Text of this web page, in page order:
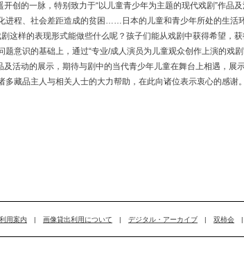
开创的一脉，特别致力于“以儿童青少年为主题的现代戏剧”作品
进程、社会差距造成的贫困……日本的儿童和青少年所处的生活
这样的表现形式能做些什么呢？孩子们能从戏剧中获得希望，
题意识的基础上，通过“专业/成人演员为儿童观众创作上演的戏
及活动的展示，期待与剧中的当代青少年儿童在舞台上相遇，展
多藏品主人与相关人士的大力帮助，在此向诸位表示衷心的感谢。
用案内 | 画像貸出利用について | デジタル・アーカイブ | 双柿会